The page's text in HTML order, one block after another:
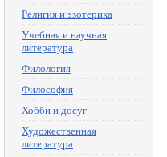
Религия и эзотерика
Учебная и научная
литература
Филология
Философия
Хобби и досуг
Художественная
литература